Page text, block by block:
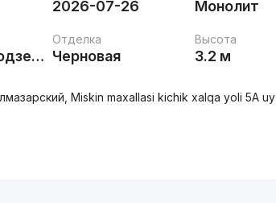
2026-07-26 Монолит
Наземная/Подземная
Отделка
Черновая
Высота
3.2 м
Miskin maxallasi kichik xalqa yoli 5A uy